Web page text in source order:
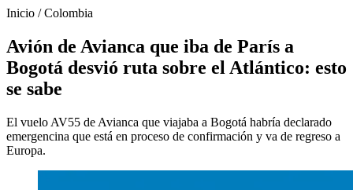
Inicio /Colombia
Avión de Avianca que iba de París a
Bogotá desvió ruta sobre el Atlántico: esto
se sabe
El vuelo AV55 de Avianca que viajaba a Bogotá habría declarado
emergencina que está en proceso de confirmación y va de regreso a
Europa.